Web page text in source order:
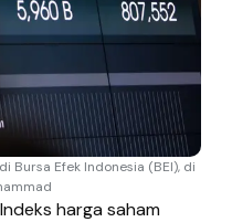
Bursa Efek Indonesia (BEI), di
Indeks harga saham